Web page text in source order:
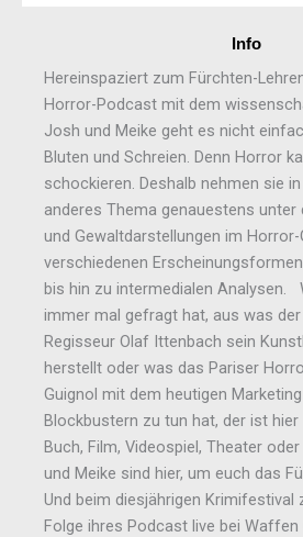
Info
Hereinspaziert zum Fürchten-
Horror-Podcast mit dem
Josh und Meike geht es nicht
Bluten und Schreien. Denn Horror
schockieren. Deshalb nehmen sie
anderes Thema genauestens unter
und Gewaltdarstellungen im Horror-
verschiedenen
bis hin zu intermedialen Analysen.
immer mal gefragt hat, aus was
Regisseur Olaf Ittenbach sein
herstellt oder was das Pariser
Guignol mit dem heutigen
Blockbustern zu tun hat, der ist hier
Buch, Film, Videospiel, Theater
und Meike sind hier, um euch das
Und beim diesjährigen Krimifestival
Folge ihres Podcast live bei Waffen